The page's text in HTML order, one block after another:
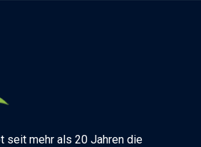
seit mehr als 20 Jahren die